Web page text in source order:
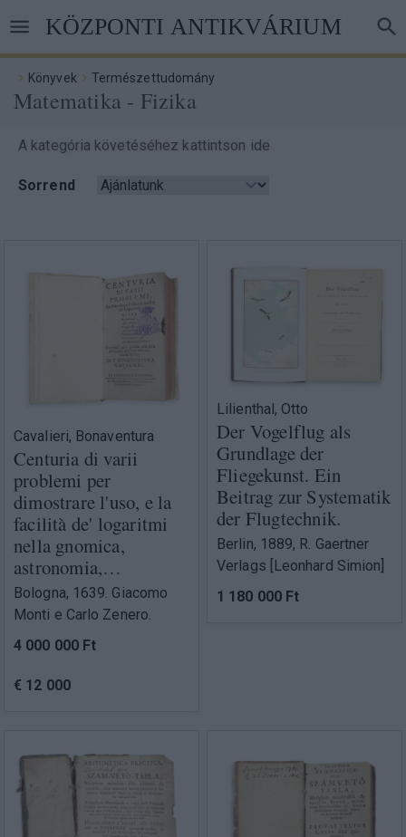
tartalomra
KÖZPONTI ANTIKVÁRIUM
Morzsa
Könyvek Természettudomány
Matematika - Fizika
A kategória követéséhez kattintson ide
Sorrend
Cavalieri, Bonaventura
Centuria di varii
problemi per
dimostrare l'uso, e la
facilità de' logaritmi
nella gnomica,
astronomia,…
Bologna, 1639. Giacomo
Monti e Carlo Zenero.
4 000 000 Ft
€ 12 000
Lilienthal, Otto
Der Vogelflug als
Grundlage der
Fliegekunst. Ein
Beitrag zur Systematik
der Flugtechnik.
Berlin, 1889, R. Gaertner
Verlags [Leonhard Simion]
1 180 000 Ft